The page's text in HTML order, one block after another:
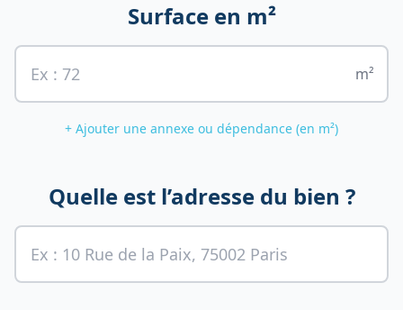
Surface en m²
m²
+ Ajouter une annexe ou dépendance (en m²)
Quelle est l’adresse du bien ?